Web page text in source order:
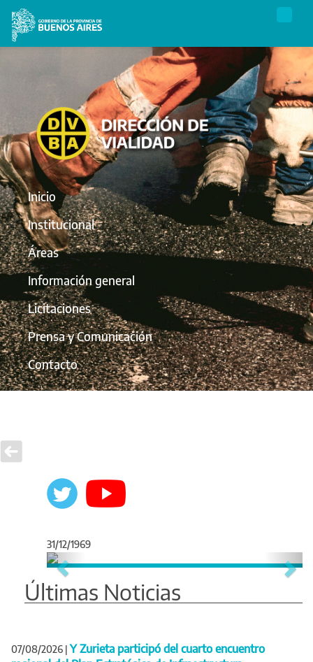
Inicio
Institucional
Áreas
Información general
Licitaciones
Prensa y Comunicación
Contacto
31/12/1969
Anterior
Últimas Noticias
07/08/2026 | Y Zurieta participó del cuarto encuentro